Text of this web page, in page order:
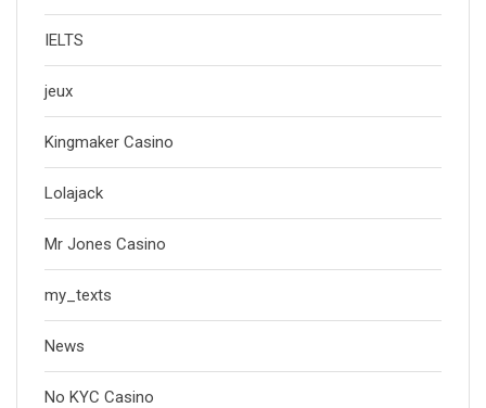
IELTS
jeux
Kingmaker Casino
Lolajack
Mr Jones Casino
my_texts
News
No KYC Casino